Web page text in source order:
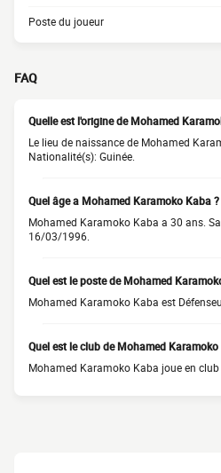
Poste du joueur
FAQ
Quelle est l'origine de Mohamed
Le lieu de naissance de Mohamed
Nationalité(s): Guinée.
Quel âge a Mohamed Karamoko Kaba ?
Mohamed Karamoko Kaba a 30 ans.
16/03/1996.
Quel est le poste de Mohamed
Mohamed Karamoko Kaba est
Quel est le club de Mohamed Karamoko
Mohamed Karamoko Kaba joue en